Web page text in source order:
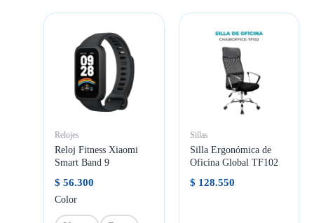
Relojes
Reloj Fitness Xiaomi
Smart Band 9
$ 56.300
Color
Sillas
Silla Ergonómica de
Oficina Global TF102
$ 128.550